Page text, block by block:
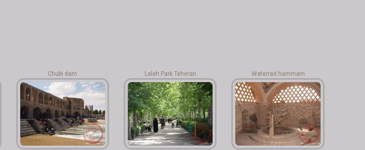
Chubi dam Laleh Park Teheran Waterrad hammam